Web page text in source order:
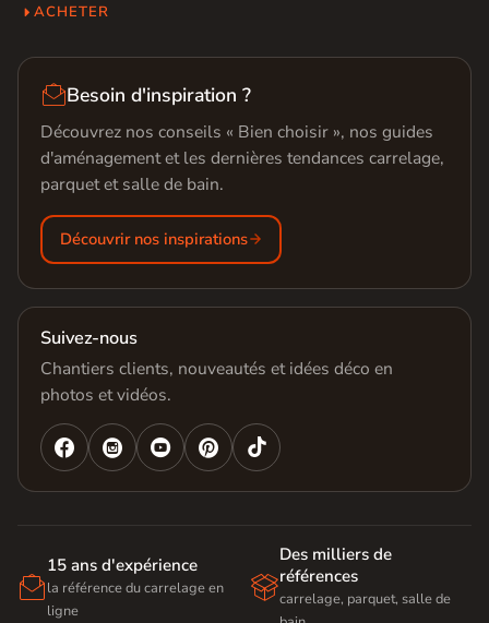
ACHETER
Besoin d'inspiration ?
Découvrez nos conseils « Bien choisir », nos guides
d'aménagement et les dernières tendances carrelage,
parquet et salle de bain.
Découvrir nos inspirations
Suivez-nous
Chantiers clients, nouveautés et idées déco en
photos et vidéos.
   

15 ans d'expérience
la référence du carrelage en
ligne

Des milliers de
références
carrelage, parquet, salle de